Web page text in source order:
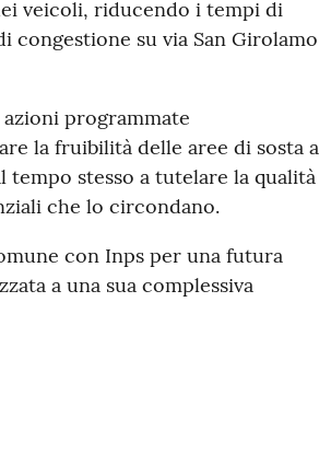
veicoli, riducendo i tempi di
su via San Girolamo
programmate
la fruibilità delle aree di sosta a
stesso a tutelare la qualità
che lo circondano.
con Inps per una futura
a una sua complessiva